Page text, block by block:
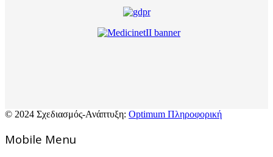
© 2024 Σχεδιασμός-Ανάπτυξη: Optimum Πληροφορική
Mοbile Menu